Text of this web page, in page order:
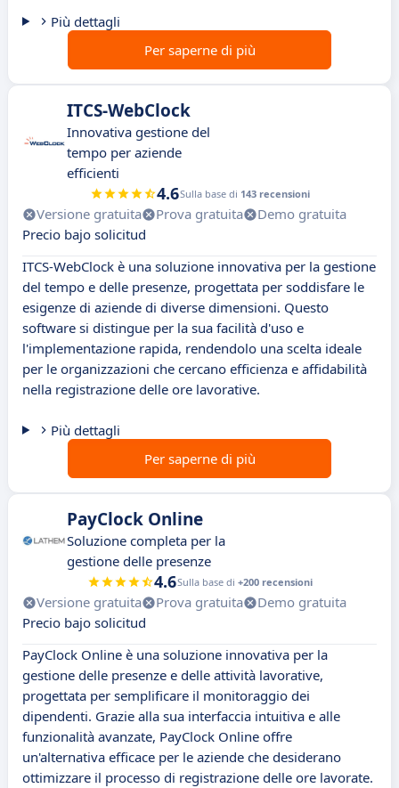
Più dettagli
Per saperne di più
ITCS-WebClock
Innovativa gestione del
tempo per aziende
efficienti
4.6Sulla base di 143 recensioni
Versione gratuita Prova gratuita
Demo gratuita
Precio bajo solicitud
ITCS-WebClock è una soluzione innovativa per la gestione
del tempo e delle presenze, progettata per soddisfare le
esigenze di aziende di diverse dimensioni. Questo
software si distingue per la sua facilità d'uso e
l'implementazione rapida, rendendolo una scelta ideale
per le organizzazioni che cercano efficienza e affidabilità
nella registrazione delle ore lavorative.
Più dettagli
Per saperne di più
PayClock Online
Soluzione completa per la
gestione delle presenze
4.6Sulla base di +200 recensioni
Versione gratuita Prova gratuita
Demo gratuita
Precio bajo solicitud
PayClock Online è una soluzione innovativa per la
gestione delle presenze e delle attività lavorative,
progettata per semplificare il monitoraggio dei
dipendenti. Grazie alla sua interfaccia intuitiva e alle
funzionalità avanzate, PayClock Online offre
un'alternativa efficace per le aziende che desiderano
ottimizzare il processo di registrazione delle ore lavorate.